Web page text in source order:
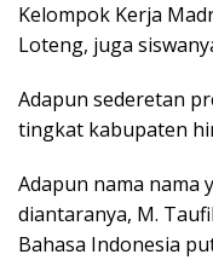
Kelompok Kerja
Loteng, juga
Adapun sederetan
tingkat kabupaten
Adapun nama nama
diantaranya, M.
Bahasa Indonesia